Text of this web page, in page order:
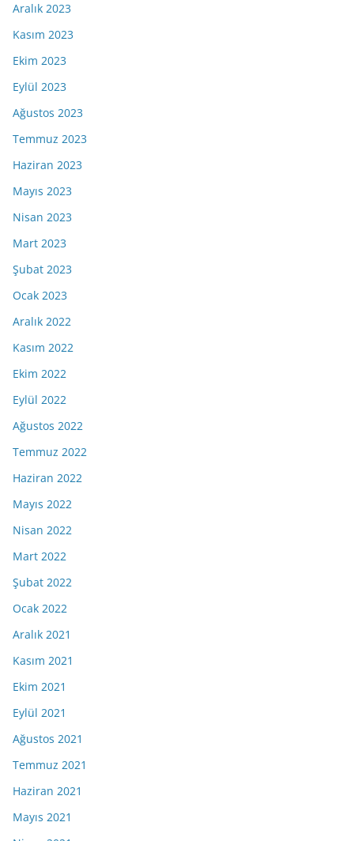
Aralık 2023
Kasım 2023
Ekim 2023
Eylül 2023
Ağustos 2023
Temmuz 2023
Haziran 2023
Mayıs 2023
Nisan 2023
Mart 2023
Şubat 2023
Ocak 2023
Aralık 2022
Kasım 2022
Ekim 2022
Eylül 2022
Ağustos 2022
Temmuz 2022
Haziran 2022
Mayıs 2022
Nisan 2022
Mart 2022
Şubat 2022
Ocak 2022
Aralık 2021
Kasım 2021
Ekim 2021
Eylül 2021
Ağustos 2021
Temmuz 2021
Haziran 2021
Mayıs 2021